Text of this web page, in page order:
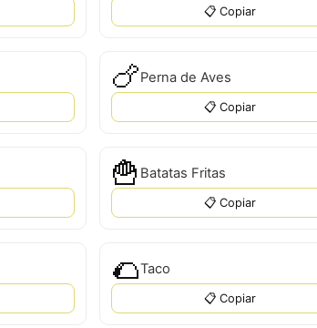
📋 Copiar
🍗Perna de Aves
📋 Copiar
🍟 Batatas Fritas
📋 Copiar
🌮Taco
📋 Copiar